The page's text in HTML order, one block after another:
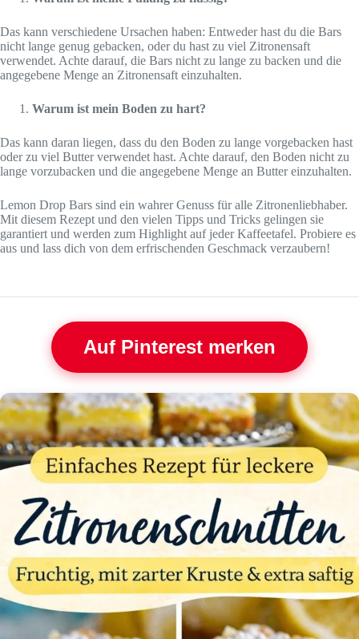
Das kann verschiedene Ursachen haben: Entweder hast du die Bars
nicht lange genug gebacken, oder du hast zu viel Zitronensaft
verwendet. Achte darauf, die Bars nicht zu lange zu backen und die
angegebene Menge an Zitronensaft einzuhalten.
Warum ist mein Boden zu hart?
Das kann daran liegen, dass du den Boden zu lange vorgebacken hast
oder zu viel Butter verwendet hast. Achte darauf, den Boden nicht zu
lange vorzubacken und die angegebene Menge an Butter einzuhalten.
Lemon Drop Bars sind ein wahrer Genuss für alle Zitronenliebhaber.
Mit diesem Rezept und den vielen Tipps und Tricks gelingen sie
garantiert und werden zum Highlight auf jeder Kaffeetafel. Probiere es
aus und lass dich von dem erfrischenden Geschmack verzaubern!
Auf Pinterest merken